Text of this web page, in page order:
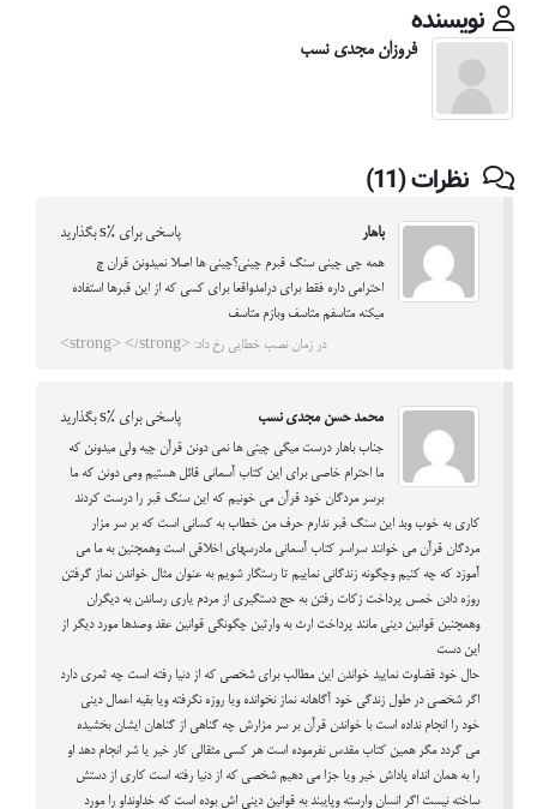
نویسنده
فروزان مجدی نسب
نظرات (11)
باهار پاسخی برای %s بگذارید
همه چی چینی سنگ قبرم چینی؟چینی ها اصلا نمیدونن قران چ
احترامی داره فقط برای درامدواقعا برای کسی که از این قبرها استفاده
میکنه متاسفم متاسف وبازم متاسف
در زمان نصب خطایی رخ داد: <strong> </strong>
محمد حسن مجدی نسب پاسخی برای %s بگذارید
جناب باهار درست میگی چینی ها نمی دونن قرآن چیه ولی میدونن که
ما احترام خاصی برای این کتاب آسمانی قائل هستیم ومی دونن که ما
برسر مردگان خود قرآن می خونیم که این سنگ قبر را درست کردند
کاری به خوب وبد این سنگ قبر ندارم حرف من خطاب به کسانی است که بر سر مزار
مردگان قرآن می خوانند سراسر کتاب آسمانی مادرسهای اخلاقی است وهمچنین به ما می
آموزد که چه کنیم وچگونه زندگانی نماییم تا رستگار شویم به عنوان مثال خواندن نماز گرفتن
روزه دادن خمس پرداخت زکات رفتن به حج دستگیری از مردم یاری رساندن به دیگران
وهمچنین قوانین دینی مانند پرداخت ارث به وارثین چگونگی قوانین عقد وصدها مورد دیگر از
این دست
حال خود قضاوت نمایید خواندن این مطالب برای شخصی که از دنیا رفته است چه ثمری دارد
اگر شخصی در طول زندگی خود آگاهانه نماز نخوانده ویا روزه نگرفته ویا بقیه اعمال دینی
خود را انجام نداده است با خواندن قرآن بر سر مزارش چه گناهی از گناهان ایشان بخشیده
می گردد مگر همین کتاب مقدس نفرموده است هر کسی مثقالی کار خیر یا شر انجام دهد او
را به همان انداه پاداش خیر ویا جزا می دهیم شخصی که از دنیا رفته است کاری از دستش
ساخته نیست اگر انسان وارسته وپایبند به قوانین دینی اش بوده است که خداونداو را مورد